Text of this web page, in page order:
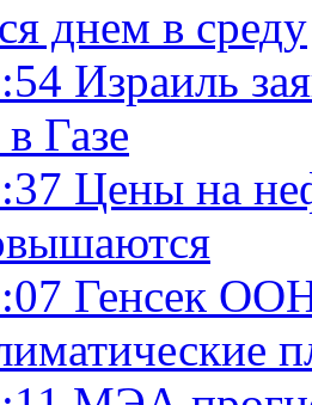
днем в среду
Израиль
Газе
Цены на
Генсек ООН